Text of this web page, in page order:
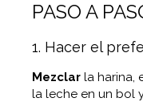
PASO A
1. Hacer el
Mezclar la harina,
la leche en un bol